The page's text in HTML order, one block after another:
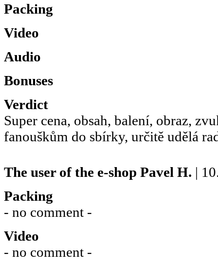
Packing
Video
Audio
Bonuses
Verdict
Super cena, obsah, balení, obraz,
fanouškům do sbírky, určitě udělá
The user of the e-shop Pavel H. |
Packing
- no comment -
Video
- no comment -